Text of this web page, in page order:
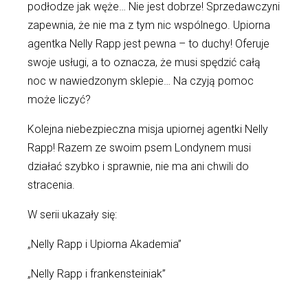
podłodze jak węże… Nie jest dobrze! Sprzedawczyni
zapewnia, że nie ma z tym nic wspólnego. Upiorna
agentka Nelly Rapp jest pewna – to duchy! Oferuje
swoje usługi, a to oznacza, że musi spędzić całą
noc w nawiedzonym sklepie… Na czyją pomoc
może liczyć?
Kolejna niebezpieczna misja upiornej agentki Nelly
Rapp! Razem ze swoim psem Londynem musi
działać szybko i sprawnie, nie ma ani chwili do
stracenia.
W serii ukazały się:
„Nelly Rapp i Upiorna Akademia”
„Nelly Rapp i frankensteiniak”